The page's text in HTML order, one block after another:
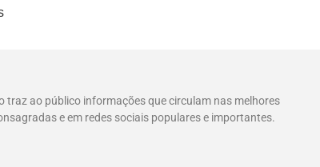
traz ao público informações que circulam nas melhores
e em redes sociais populares e importantes.